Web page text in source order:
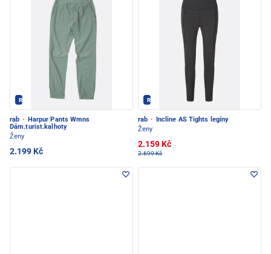
Rab - PEC POD SNĚŽKOU
rab ·
Harpur Pants Wmns
Dám.turist.kalhoty
Ženy
2.199 Kč
Rab - PEC POD SNĚŽKOU
rab ·
Incline AS Tights legíny
Ženy
2.159 Kč
2.699 Kč